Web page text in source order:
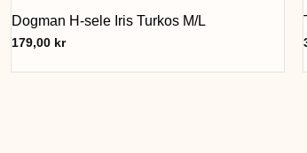
Dogman H-sele Iris Turkos M/L
179,00 kr